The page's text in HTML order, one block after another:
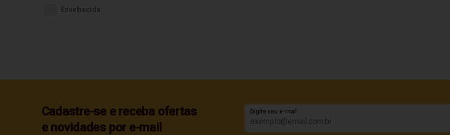
Envelhecida
Cadastre-se e receba ofertas
e novidades por e-mail
Digite seu e-mail